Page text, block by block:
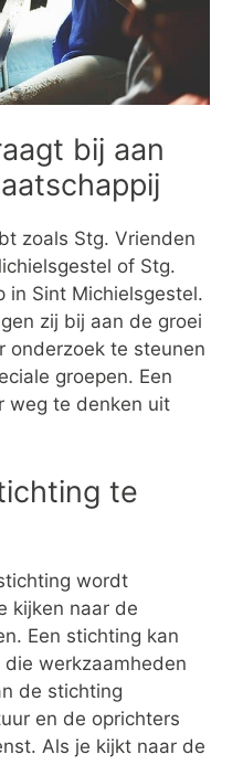
bij aan
zoals Stg. Vrienden
of Stg.
in Sint Michielsgestel.
zij bij aan de groei
onderzoek te steunen
groepen. Een
weg te denken uit
te
wordt
kijken naar de
Een stichting kan
werkzaamheden
de stichting
en de oprichters
Als je kijkt naar de